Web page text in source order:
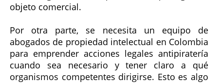
objeto comercial.
Por otra parte, se necesita un equipo de
abogados de propiedad intelectual en Colombia
para emprender acciones legales antipiratería
cuando sea necesario y tener claro a qué
organismos competentes dirigirse. Esto es algo